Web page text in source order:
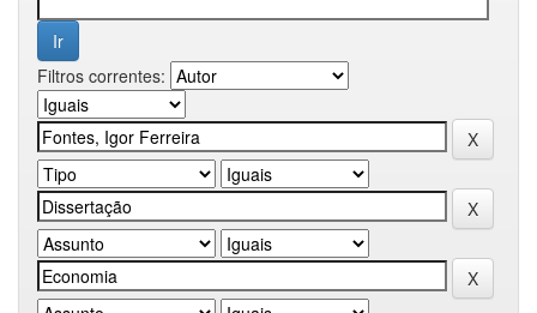
Filtros correntes: